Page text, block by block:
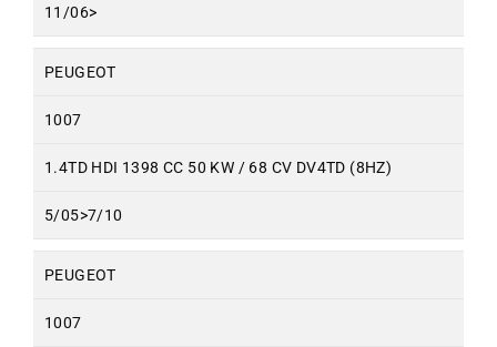
11/06>
PEUGEOT
1007
1.4TD HDI 1398 CC 50 KW / 68 CV DV4TD (8HZ)
5/05>7/10
PEUGEOT
1007